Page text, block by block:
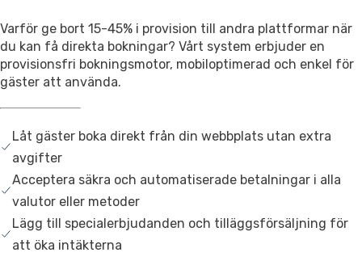
Varför ge bort 15-45% i provision till andra plattformar när
du kan få direkta bokningar? Vårt system erbjuder en
provisionsfri bokningsmotor, mobiloptimerad och enkel för
gäster att använda.
Låt gäster boka direkt från din webbplats utan extra
avgifter
Acceptera säkra och automatiserade betalningar i alla
valutor eller metoder
Lägg till specialerbjudanden och tilläggsförsäljning för
att öka intäkterna